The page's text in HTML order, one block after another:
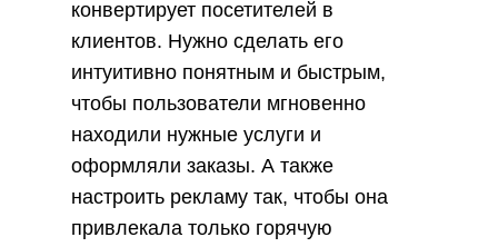
конвертирует посетителей в
клиентов. Нужно сделать его
интуитивно понятным и быстрым,
чтобы пользователи мгновенно
находили нужные услуги и
оформляли заказы. А также
настроить рекламу так, чтобы она
привлекала только горячую